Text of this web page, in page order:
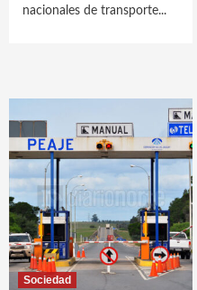
nacionales de transporte...
Sociedad